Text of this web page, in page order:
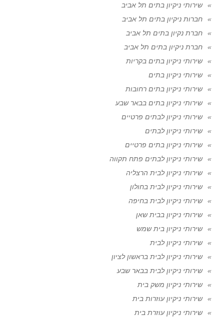
שירותי ניקיון בתים תל אביב
חברות ניקיון בתים תל אביב
חברת נקיון בתים תל אביב
חברת ניקיון בתים תל אביב
שירותי ניקיון בתים בקריות
שירותי ניקיון בתים
שירותי ניקיון בתים רחובות
שירותי ניקיון בתים בבאר שבע
שירותי ניקיון לבתים פרטיים
שירותי ניקיון לבתים
שירותי ניקיון בתים פרטיים
שירותי ניקיון לבתים פתח תקווה
שירותי ניקיון לבית הרצליה
שירותי ניקיון לבית בחולון
שירותי ניקיון לבית בחיפה
שירותי ניקיון בבית שאן
שירותי ניקיון בית שמש
שירותי ניקיון לבית
שירותי ניקיון לבית בראשון לציון
שירותי ניקיון לבית בבאר שבע
שירותי ניקיון משק בית
שירותי ניקיון עוזרות בית
שירותי ניקיון עוזרת בית